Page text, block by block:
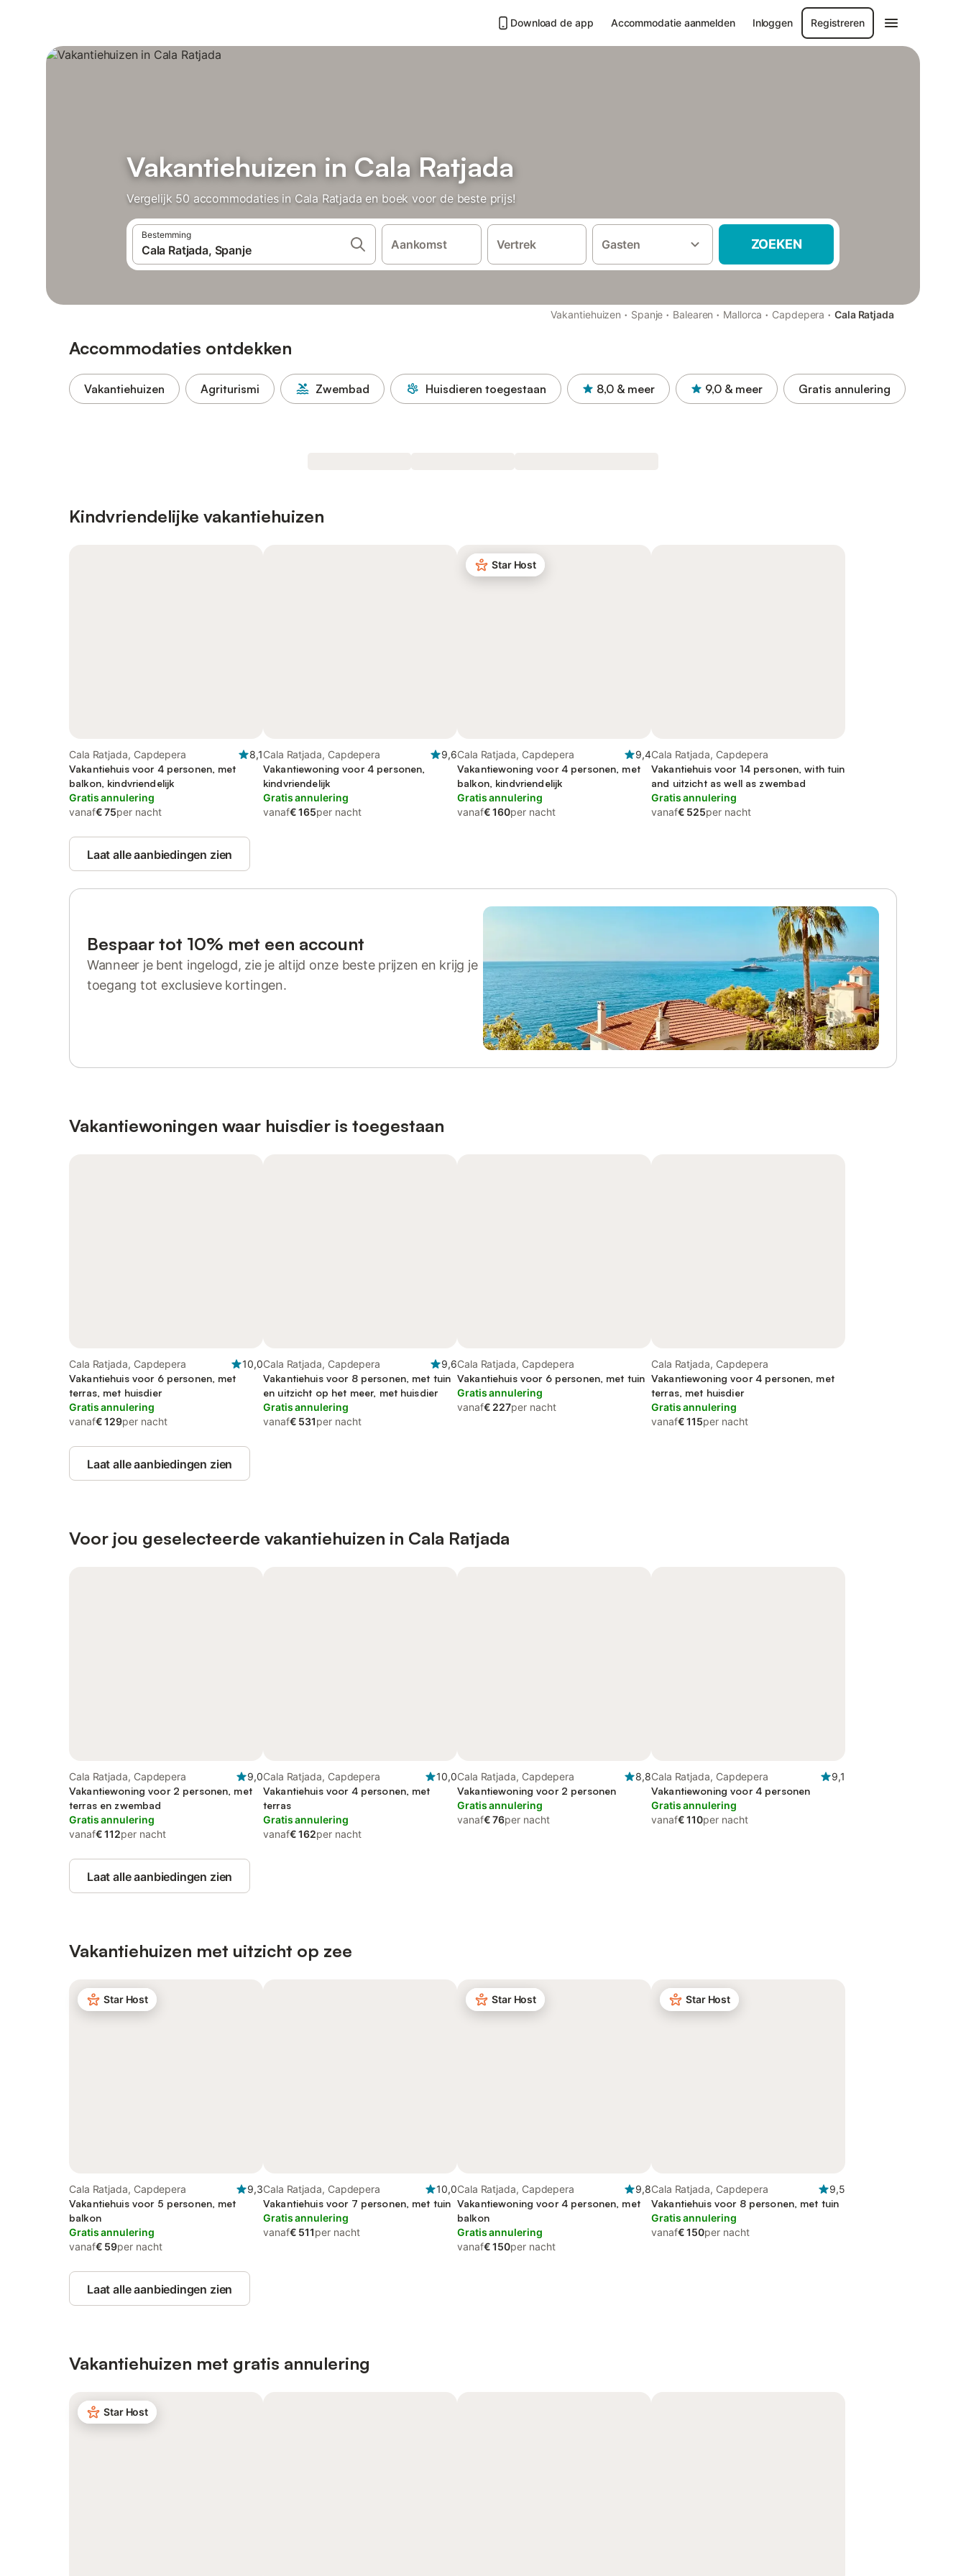
Download de app Accommodatie aanmelden Inloggen Registreren
Vakantiehuizen in Cala Ratjada
Vergelijk 50 accommodaties in Cala Ratjada en boek voor de beste prijs!
Bestemming
Aankomst Vertrek Gasten ZOEKEN
Vakantiehuizen · Spanje · Balearen · Mallorca · Capdepera · Cala Ratjada
Accommodaties ontdekken
Vakantiehuizen Agriturismi Zwembad Huisdieren toegestaan 8,0 & meer 9,0 & meer Gratis annulering
Kindvriendelijke vakantiehuizen
Cala Ratjada, Capdepera
8,1
Vakantiehuis voor 4 personen, met
balkon, kindvriendelijk
Gratis annulering
vanaf€ 75per nacht
Cala Ratjada, Capdepera
9,6
Vakantiewoning voor 4 personen,
kindvriendelijk
Gratis annulering
vanaf€ 165per nacht
Star Host
Cala Ratjada, Capdepera
9,4
Vakantiewoning voor 4 personen, met
balkon, kindvriendelijk
Gratis annulering
vanaf€ 160per nacht
Cala Ratjada, Capdepera
Vakantiehuis voor 14 personen, with tuin
and uitzicht as well as zwembad
Gratis annulering
vanaf€ 525per nacht
Laat alle aanbiedingen zien
Bespaar tot 10% met een account
Wanneer je bent ingelogd, zie je altijd onze beste prijzen en krijg je
toegang tot exclusieve kortingen.
Vakantiewoningen waar huisdier is toegestaan
Cala Ratjada, Capdepera
10,0
Vakantiehuis voor 6 personen, met
terras, met huisdier
Gratis annulering
vanaf€ 129per nacht
Cala Ratjada, Capdepera
9,6
Vakantiehuis voor 8 personen, met tuin
en uitzicht op het meer, met huisdier
Gratis annulering
vanaf€ 531per nacht
Cala Ratjada, Capdepera
Vakantiehuis voor 6 personen, met tuin
Gratis annulering
vanaf€ 227per nacht
Cala Ratjada, Capdepera
Vakantiewoning voor 4 personen, met
terras, met huisdier
Gratis annulering
vanaf€ 115per nacht
Laat alle aanbiedingen zien
Voor jou geselecteerde vakantiehuizen in Cala Ratjada
Cala Ratjada, Capdepera
9,0
Vakantiewoning voor 2 personen, met
terras en zwembad
Gratis annulering
vanaf€ 112per nacht
Cala Ratjada, Capdepera
10,0
Vakantiehuis voor 4 personen, met
terras
Gratis annulering
vanaf€ 162per nacht
Cala Ratjada, Capdepera
8,8
Vakantiewoning voor 2 personen
Gratis annulering
vanaf€ 76per nacht
Cala Ratjada, Capdepera
9,1
Vakantiewoning voor 4 personen
Gratis annulering
vanaf€ 110per nacht
Laat alle aanbiedingen zien
Vakantiehuizen met uitzicht op zee
Star Host
Cala Ratjada, Capdepera
9,3
Vakantiehuis voor 5 personen, met
balkon
Gratis annulering
vanaf€ 59per nacht
Cala Ratjada, Capdepera
10,0
Vakantiehuis voor 7 personen, met tuin
Gratis annulering
vanaf€ 511per nacht
Star Host
Cala Ratjada, Capdepera
9,8
Vakantiewoning voor 4 personen, met
balkon
Gratis annulering
vanaf€ 150per nacht
Star Host
Cala Ratjada, Capdepera
9,5
Vakantiehuis voor 8 personen, met tuin
Gratis annulering
vanaf€ 150per nacht
Laat alle aanbiedingen zien
Vakantiehuizen met gratis annulering
Star Host